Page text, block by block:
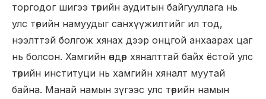
торгодог шигээ төрийн аудитын байгууллага нь
улс төрийн намуудыг санхүүжилтийг ил тод,
нээлттэй болгож хянах дээр онцгой анхаарах цаг
нь болсон. Хамгийн өндөр хяналттай байх ёстой улс
төрийн институци нь хамгийн хяналт муутай
байна. Манай намын зүгээс улс төрийн намын